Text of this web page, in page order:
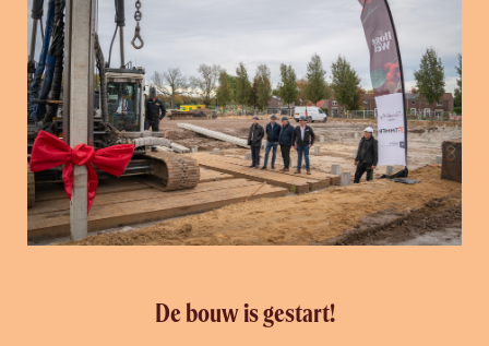
De bouw is gestart!